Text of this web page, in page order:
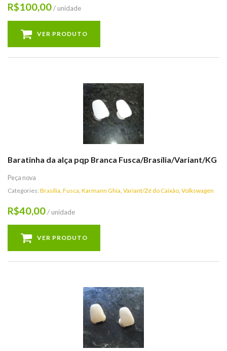
R$100,00/ unidade
VER PRODUTO
Baratinha da alça pqp Branca Fusca/Brasília/Variant/KG
Peça nova
Categories: Brasília, Fusca, Karmann Ghia, Variant/Zé do Caixão, Volkswagen
R$40,00/ unidade
VER PRODUTO